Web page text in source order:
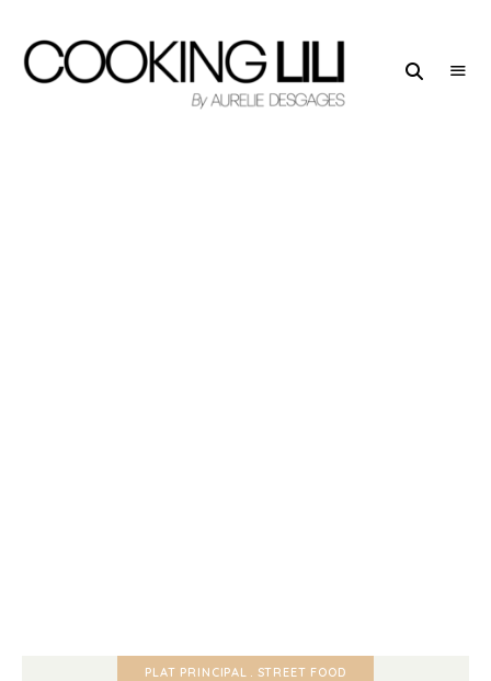
PLAT PRINCIPAL STREET FOOD